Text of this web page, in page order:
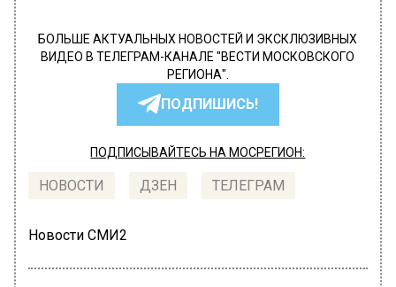
БОЛЬШЕ АКТУАЛЬНЫХ НОВОСТЕЙ И ЭКСКЛЮЗИВНЫХ
ВИДЕО В ТЕЛЕГРАМ-КАНАЛЕ "ВЕСТИ МОСКОВСКОГО
РЕГИОНА".
ПОДПИШИСЬ!
ПОДПИСЫВАЙТЕСЬ НА МОСРЕГИОН:
НОВОСТИ ДЗЕН ТЕЛЕГРАМ
Новости СМИ2